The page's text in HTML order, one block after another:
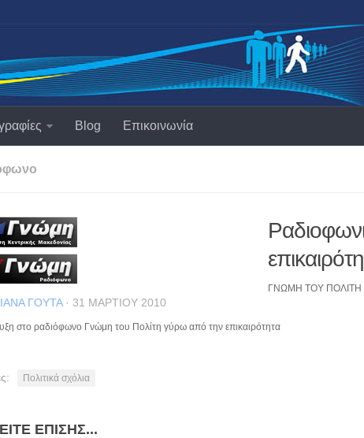
Blog Επικοινωνία
ΓΝΩΜΗ ΤΟΥ ΠΟΛΙΤΗ
ΓΟΎΤΑ· 31 ΜΑΡΤΊΟΥ 2010
στο ραδιόφωνο Γνώμη του Πολίτη γύρω από την επικαιρότητα
Πολιτικά σχόλια
ΕΠΊΣΗΣ...